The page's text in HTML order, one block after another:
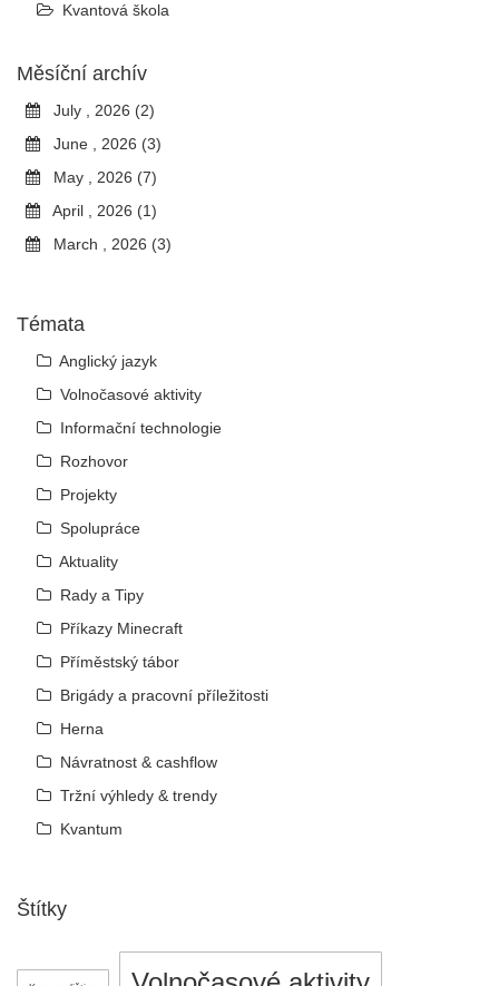
Kvantová škola
Měsíční archív
July , 2026 (2)
June , 2026 (3)
May , 2026 (7)
April , 2026 (1)
March , 2026 (3)
Témata
Anglický jazyk
Volnočasové aktivity
Informační technologie
Rozhovor
Projekty
Spolupráce
Aktuality
Rady a Tipy
Příkazy Minecraft
Příměstský tábor
Brigády a pracovní příležitosti
Herna
Návratnost & cashflow
Tržní výhledy & trendy
Kvantum
Štítky